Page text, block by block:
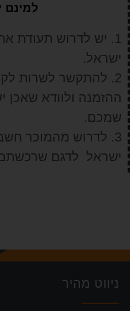
למינם
1. יש לדרוש תעודת
ישראל.
2. להתקשר לשרות
ההזמנה ולוודא שאכן
שמכם.
3. לדרוש מהמוכר
ישראל לדגם
ניווט מהיר